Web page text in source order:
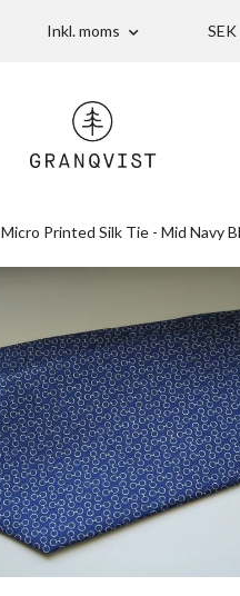
Inkl. moms SEK
Micro Printed Silk Tie - Mid Navy